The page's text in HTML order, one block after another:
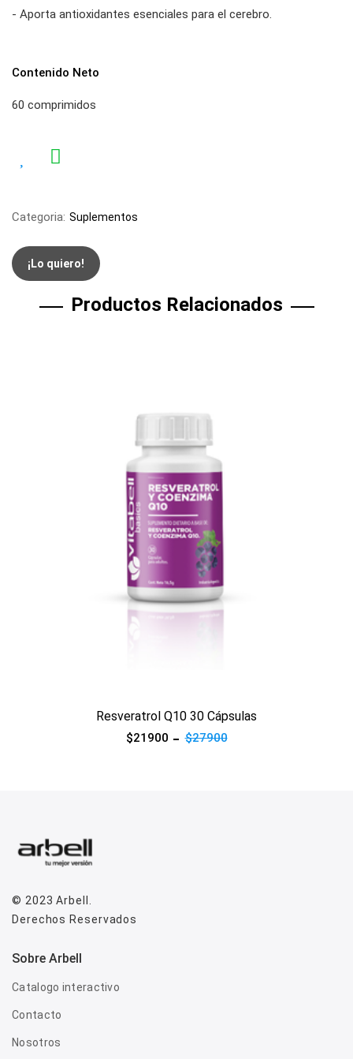
- Aporta antioxidantes esenciales para el cerebro.
Contenido Neto
60 comprimidos
Categoria: Suplementos
¡Lo quiero!
Productos Relacionados
Resveratrol Q10 30 Cápsulas
$21900 $27900
© 2023Arbell
Derechos Reservados
Sobre Arbell
Catalogo interactivo
Contacto
Nosotros